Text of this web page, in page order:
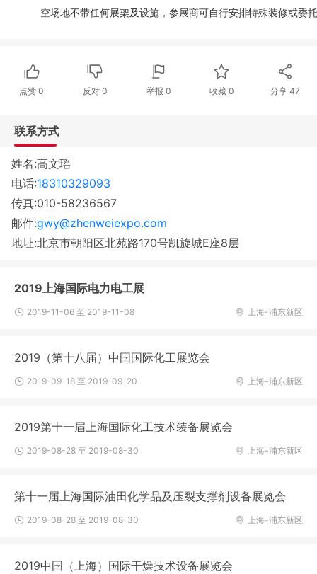
空场地不带任何展架及设施，参展商可自行安排特殊装修或委
点赞0 反对 0 举报 0 收藏 0 分享47
联系方式
姓名:高文瑶
电话:18310329093
传真:010-58236567
邮件:gwy@zhenweiexpo.com
地址:北京市朝阳区北苑路170号凯旋城E座8层
2019上海国际电力电工展
上海-浦东新区
2019-11-06 至 2019-11-08
2019（第十八届）中国国际化工展览会
上海-浦东新区
2019-09-18 至 2019-09-20
2019第十一届上海国际化工技术装备展览会
上海-浦东新区
2019-08-28 至 2019-08-30
第十一届上海国际油田化学品及压裂支撑剂设备展览会
上海-浦东新区
2019-08-28 至 2019-08-30
2019中国（上海）国际干燥技术设备展览会